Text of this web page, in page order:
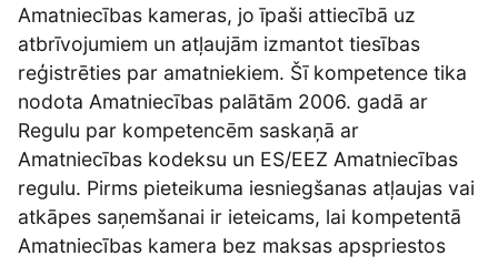
Amatniecības kameras, jo īpaši attiecībā uz
atbrīvojumiem un atļaujām izmantot tiesības
reģistrēties par amatniekiem. Šī kompetence tika
nodota Amatniecības palātām 2006. gadā ar
Regulu par kompetencēm saskaņā ar
Amatniecības kodeksu un ES/EEZ Amatniecības
regulu. Pirms pieteikuma iesniegšanas atļaujas vai
atkāpes saņemšanai ir ieteicams, lai kompetentā
Amatniecības kamera bez maksas apspriestos